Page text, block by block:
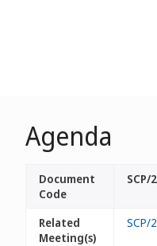
Agenda
Document
Code
SCP/
Related
Meeting(s)
SCP/